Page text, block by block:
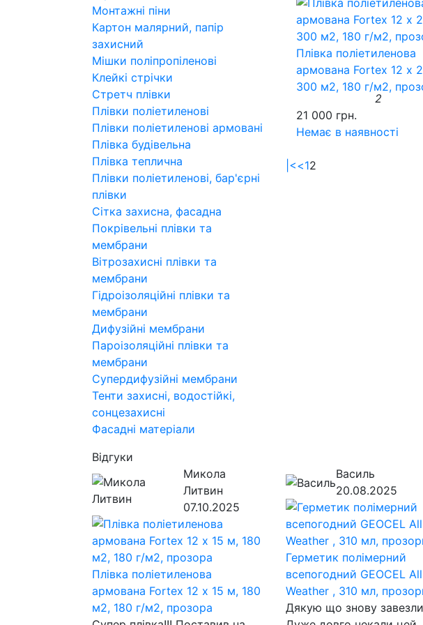
Монтажні піни
Картон малярний, папір
захисний
Мішки поліпропіленові
Клейкі стрічки
Стретч плівки
Плівки поліетиленові
Плівки поліетиленові армовані
Плівка будівельна
Плівка теплична
Плівки поліетиленові, бар'єрні
плівки
Сітка захисна, фасадна
Покрівельні плівки та
мембрани
Вітрозахисні плівки та
мембрани
Гідроізоляційні плівки та
мембрани
Дифузійні мембрани
Пароізоляційні плівки та
мембрани
Супердифузійні мембрани
Тенти захисні, водостійкі,
сонцезахисні
Фасадні матеріали
Плівка поліетиленова
армована Fortex 12 х
300 м2, 180 г/м2,
2
21 000 грн.
Немає в наявності
|<<12
Відгуки
Микола
Литвин
07.10.2025
Плівка поліетиленова
армована Fortex 12 х 15 м, 180
м2, 180 г/м2, прозора
Василь
20.08.2025
Герметик полімерний
всепогодний GEOCEL All
Weather , 310 мл,
Дякую що знову